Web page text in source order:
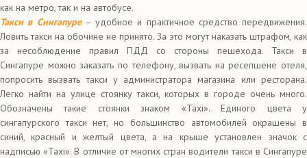
как на метро, так и на автобусе.
Такси в Сингапуре– удобное и практичное средство передвижения.
Ловить такси на обочине не принято. За это могут наказать штрафом, как
за несоблюдение правил ПДД со стороны пешехода. Такси в
Сингапуре можно заказать по телефону, вызвать на ресепшене отеля,
попросить вызвать такси у администратора магазина или ресторана.
Легко найти на улице стоянку такси, которых в городе очень много.
Обозначены такие стоянки знаком «Taxi». Единого цвета у
сингапурского такси нет, но большинство автомобилей окрашены в
синий, красный и желтый цвета, а на крыше установлен значок с
надписью «Taxi». В отличие от многих стран водители такси в Сингапуре